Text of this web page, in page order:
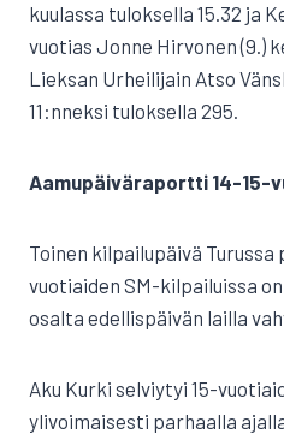
kuulassa tuloksella 15.32 ja
vuotias Jonne Hirvonen (9.)
Lieksan Urheilijain Atso
11:nneksi tuloksella 295.
Aamupäiväraportti 14-15-
Toinen kilpailupäivä Turussa
vuotiaiden SM-kilpailuissa
osalta edellispäivän lailla
Aku Kurki selviytyi 15-
ylivoimaisesti parhaalla